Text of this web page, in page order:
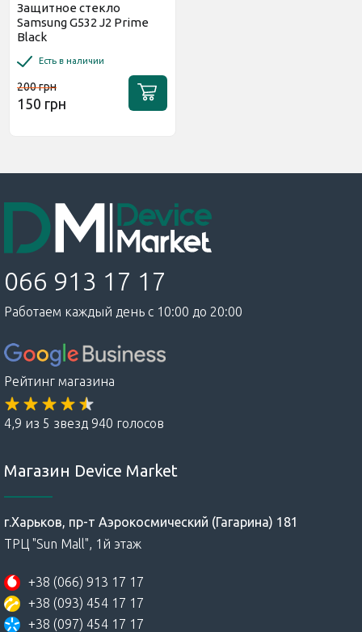
Защитное стекло
Samsung G532 J2 Prime
Black
Есть в наличии
200 грн
150 грн
066 913 17 17
Работаем каждый день с 10:00 до 20:00
Рейтинг магазина
4,9 из 5 звезд 940 голосов
Магазин Device Market
г.Харьков, пр-т Аэрокосмический (Гагарина) 181
ТРЦ "Sun Mall", 1й этаж
+38 (066) 913 17 17
+38 (093) 454 17 17
+38 (097) 454 17 17